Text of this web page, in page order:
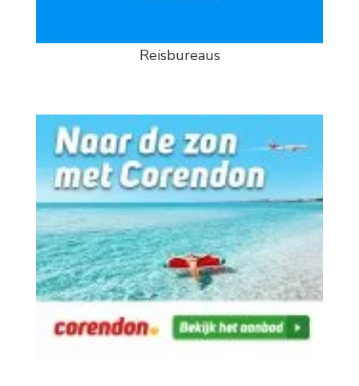
Reisbureaus